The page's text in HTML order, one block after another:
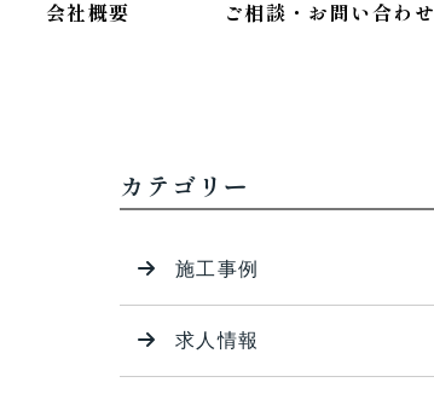
会社概要 ご相談・お問い合わせ
カテゴリー
施工事例
求人情報